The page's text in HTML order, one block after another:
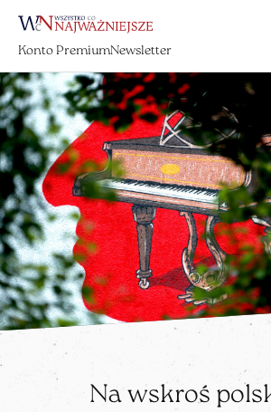
Konto PremiumNewsletter
Na wskroś